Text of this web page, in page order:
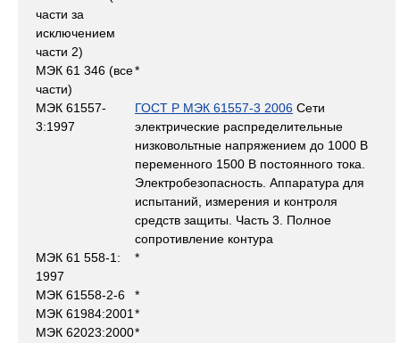
части за
исключением
части 2)
МЭК 61 346 (все
части)
*
МЭК 61557-
3:1997
ГОСТ Р МЭК 61557-3 2006 Сети
электрические распределительные
низковольтные напряжением до 1000 В
переменного 1500 В постоянного тока.
Электробезопасность. Аппаратура для
испытаний, измерения и контроля
средств защиты. Часть 3. Полное
сопротивление контура
МЭК 61 558-1:
1997
*
МЭК 61558-2-6
*
МЭК 61984:2001 *
МЭК 62023:2000*